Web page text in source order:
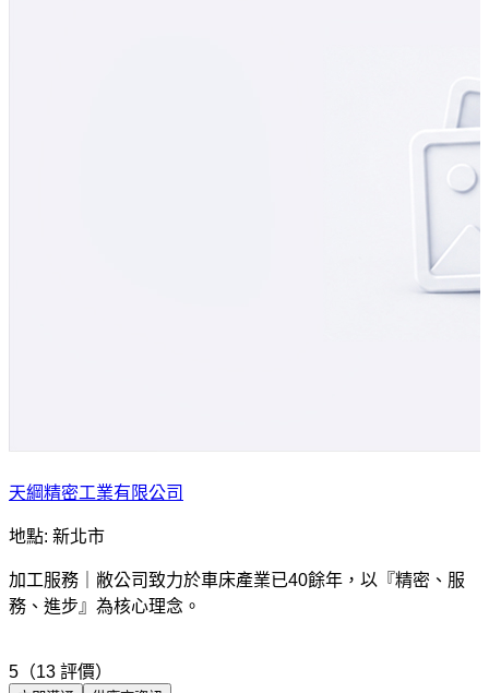
天綱精密工業有限公司
地點: 新北市
加工服務｜敝公司致力於車床產業已40餘年，以『精密、服
務、進步』為核心理念。
5（13 評價）